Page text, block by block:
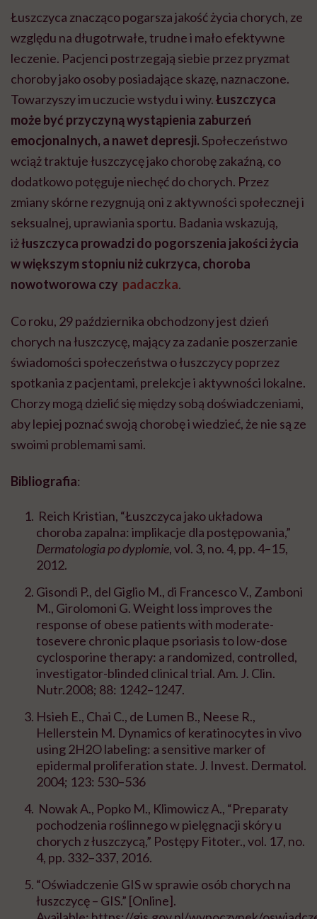
Łuszczyca znacząco pogarsza jakość życia chorych, ze
względu na długotrwałe, trudne i mało efektywne
leczenie. Pacjenci postrzegają siebie przez pryzmat
choroby jako osoby posiadające skazę, naznaczone.
Towarzyszy im uczucie wstydu i winy.Łuszczyca
może być przyczyną wystąpienia zaburzeń
emocjonalnych, a nawet depresji.Społeczeństwo
wciąż traktuje łuszczycę jako chorobę zakaźną, co
dodatkowo potęguje niechęć do chorych. Przez
zmiany skórne rezygnują oni z aktywności społecznej i
seksualnej, uprawiania sportu. Badania wskazują,
iżłuszczyca prowadzi do pogorszenia jakości życia
w większym stopniu niż cukrzyca, choroba
nowotworowa czy padaczka.
Co roku, 29 października obchodzony jest dzień
chorych na łuszczycę, mający za zadanie poszerzanie
świadomości społeczeństwa o łuszczycy poprzez
spotkania z pacjentami, prelekcje i aktywności lokalne.
Chorzy mogą dzielić się między sobą doświadczeniami,
aby lepiej poznać swoją chorobę i wiedzieć, że nie są ze
swoimi problemami sami.
Bibliografia:
Reich Kristian, “Łuszczyca jako układowa
choroba zapalna: implikacje dla postępowania,”
Dermatologia po dyplomie, vol. 3, no. 4, pp. 4–15,
2012.
Gisondi P., del Giglio M., di Francesco V., Zamboni
M., Girolomoni G. Weight loss improves the
response of obese patients with moderate-
tosevere chronic plaque psoriasis to low-dose
cyclosporine therapy: a randomized, controlled,
investigator-blinded clinical trial. Am. J. Clin.
Nutr.2008; 88: 1242–1247.
Hsieh E., Chai C., de Lumen B., Neese R.,
Hellerstein M. Dynamics of keratinocytes in vivo
using 2H2O labeling: a sensitive marker of
epidermal proliferation state. J. Invest. Dermatol.
2004; 123: 530–536
Nowak A., Popko M., Klimowicz A., “Preparaty
pochodzenia roślinnego w pielęgnacji skóry u
chorych z łuszczycą,” Postępy Fitoter., vol. 17, no.
4, pp. 332–337, 2016.
“Oświadczenie GIS w sprawie osób chorych na
łuszczycę – GIS.” [Online].